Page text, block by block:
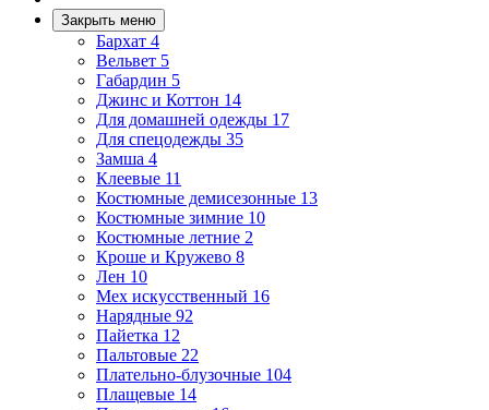
Закрыть меню
Бархат 4
Вельвет 5
Габардин 5
Джинс и Коттон 14
Для домашней одежды 17
Для спецодежды 35
Замша 4
Клеевые 11
Костюмные демисезонные 13
Костюмные зимние 10
Костюмные летние 2
Кроше и Кружево 8
Лен 10
Мех искусственный 16
Нарядные 92
Пайетка 12
Пальтовые 22
Плательно-блузочные 104
Плащевые 14